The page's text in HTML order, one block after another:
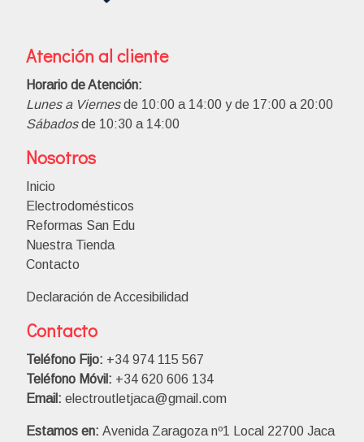
Atención al cliente
Horario de Atención:
Lunes a Viernesde 10:00 a 14:00 y de 17:00 a 20:00
Sábadosde 10:30 a 14:00
Nosotros
Inicio
Electrodomésticos
Reformas San Edu
Nuestra Tienda
Contacto
Declaración de Accesibilidad
Contacto
Teléfono Fijo: +34 974 115 567
Teléfono Móvil: +34 620 606 134
Email: electroutletjaca@gmail.com
Estamos en: Avenida Zaragoza nº1 Local 22700 Jaca